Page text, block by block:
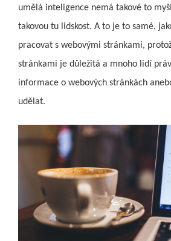
umělá inteligence nemá takové to
takovou tu lidskost. A to je to samé,
pracovat s webovými stránkami,
stránkami je důležitá a mnoho lidí
informace o webových stránkách
udělat.